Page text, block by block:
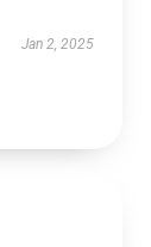
Jan 2, 2025